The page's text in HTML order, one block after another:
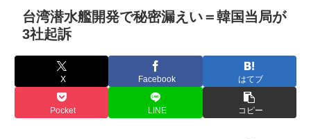
台湾潜水艦開発で秘密漏えい＝韓国当局が
3社起訴
X Facebook はてブ
Pocket LINE コピー